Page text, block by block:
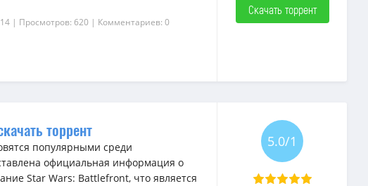
| Просмотров: 620 | Комментариев: 0
Скачать торрент
торрент
популярными среди
официальная информация о
Star Wars: Battlefront, что является
5.0/1